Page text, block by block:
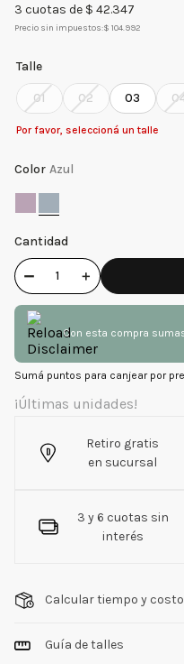
3 cuotas de $ 42.347
Precio sin impuestos:$ 104.992
Talle
01 02 03
Por favor, seleccioná un talle
Color Azul
Cantidad
＋
－
Con esta compra
Sumá puntos para canjear por
¡Últimas unidades!
Retiro gratis
en sucursal
3 y 6 cuotas sin
interés
Calcular tiempo y
Guía de talles